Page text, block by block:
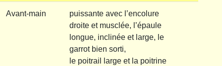
Avant-main
puissante avec l’encolure
droite et musclée, l’épaule
longue, inclinée et large, le
garrot bien sorti,
le poitrail large et la poitrine